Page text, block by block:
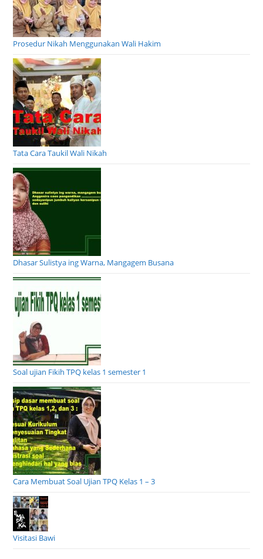
Prosedur Nikah Menggunakan Wali Hakim
Tata Cara Taukil Wali Nikah
Dhasar Sulistya ing Warna, Mangagem Busana
Soal ujian Fikih TPQ kelas 1 semester 1
Cara Membuat Soal Ujian TPQ Kelas 1 – 3
Visitasi Bawi